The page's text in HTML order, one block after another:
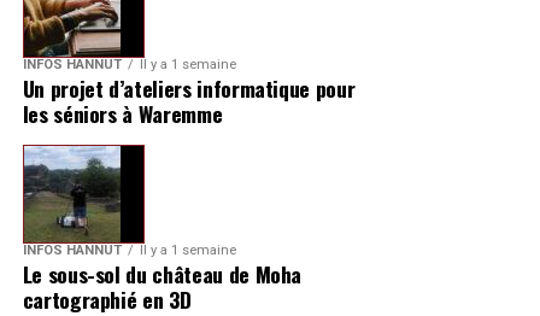
INFOS HANNUT Il y a 1 semaine
Un projet d’ateliers informatique pour
les séniors à Waremme
INFOS HANNUT Il y a 1 semaine
Le sous-sol du château de Moha
cartographié en 3D